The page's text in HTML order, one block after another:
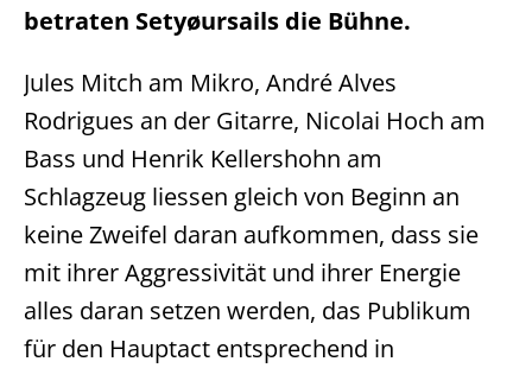
betraten Setyøursails die Bühne.
Jules Mitch am Mikro, André Alves
Rodrigues an der Gitarre, Nicolai Hoch am
Bass und Henrik Kellershohn am
Schlagzeug liessen gleich von Beginn an
keine Zweifel daran aufkommen, dass sie
mit ihrer Aggressivität und ihrer Energie
alles daran setzen werden, das Publikum
für den Hauptact entsprechend in